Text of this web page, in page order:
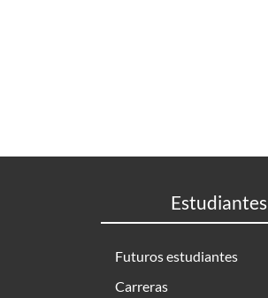
Estudiantes
Futuros estudiantes
Carreras